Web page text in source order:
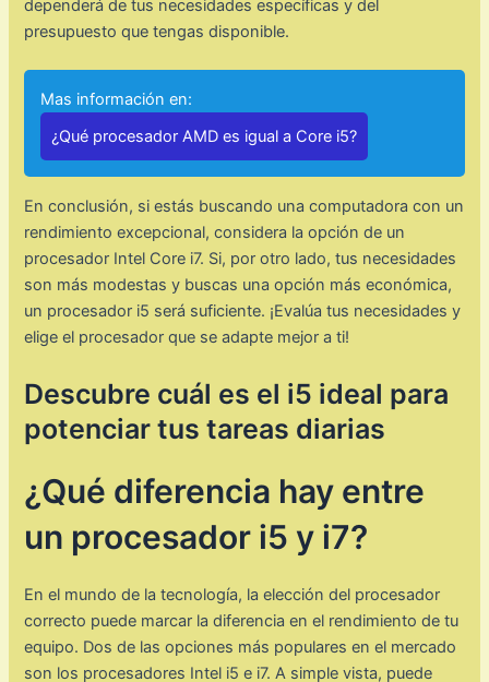
dependerá de tus necesidades específicas y del
presupuesto que tengas disponible.
Mas información en:
¿Qué procesador AMD es igual a Core i5?
En conclusión, si estás buscando una computadora con un
rendimiento excepcional, considera la opción de un
procesador Intel Core i7. Si, por otro lado, tus necesidades
son más modestas y buscas una opción más económica,
un procesador i5 será suficiente. ¡Evalúa tus necesidades y
elige el procesador que se adapte mejor a ti!
Descubre cuál es el i5 ideal para
potenciar tus tareas diarias
¿Qué diferencia hay entre
un procesador i5 y i7?
En el mundo de la tecnología, la elección del procesador
correcto puede marcar la diferencia en el rendimiento de tu
equipo. Dos de las opciones más populares en el mercado
son los procesadores Intel i5 e i7. A simple vista, puede